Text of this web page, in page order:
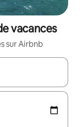
vacances
sur Airbnb
les flèches vers le